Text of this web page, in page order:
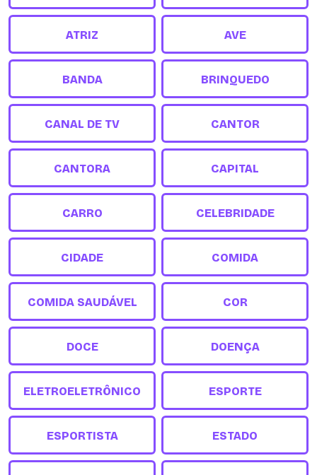
ATRIZ AVE
BANDA BRINQUEDO
CANAL DE TV CANTOR
CANTORA CAPITAL
CARRO CELEBRIDADE
CIDADE COMIDA
COMIDA SAUDÁVEL COR
DOCE DOENÇA
ELETROELETRÔNICO ESPORTE
ESPORTISTA ESTADO